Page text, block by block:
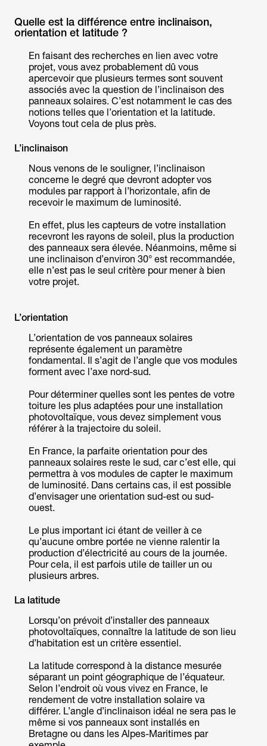
Quelle est la différence entre inclinaison,
orientation et latitude ?
En faisant des recherches en lien avec votre
projet, vous avez probablement dû vous
apercevoir que plusieurs termes sont souvent
associés avec la question de l’inclinaison des
panneaux solaires. C’est notamment le cas des
notions telles que l’orientation et la latitude.
Voyons tout cela de plus près.
L’inclinaison
Nous venons de le souligner, l’inclinaison
concerne le degré que devront adopter vos
modules par rapport à l’horizontale, afin de
recevoir le maximum de luminosité.
En effet, plus les capteurs de votre installation
recevront les rayons de soleil, plus la production
des panneaux sera élevée. Néanmoins, même si
une inclinaison d’environ 30° est recommandée,
elle n’est pas le seul critère pour mener à bien
votre projet.
L’orientation
L’orientation de vos panneaux solaires
représente également un paramètre
fondamental. Il s’agit de l’angle que vos modules
forment avec l’axe nord-sud.
Pour déterminer quelles sont les pentes de votre
toiture les plus adaptées pour une installation
photovoltaïque, vous devez simplement vous
référer à la trajectoire du soleil.
En France, la parfaite orientation pour des
panneaux solaires reste le sud, car c’est elle, qui
permettra à vos modules de capter le maximum
de luminosité. Dans certains cas, il est possible
d’envisager une orientation sud-est ou sud-
ouest.
Le plus important ici étant de veiller à ce
qu’aucune ombre portée ne vienne ralentir la
production d’électricité au cours de la journée.
Pour cela, il est parfois utile de tailler un ou
plusieurs arbres.
La latitude
Lorsqu’on prévoit d’installer des panneaux
photovoltaïques, connaître la latitude de son lieu
d’habitation est un critère essentiel.
La latitude correspond à la distance mesurée
séparant un point géographique de l’équateur.
Selon l’endroit où vous vivez en France, le
rendement de votre installation solaire va
différer. L’angle d’inclinaison idéal ne sera pas le
même si vos panneaux sont installés en
Bretagne ou dans les Alpes-Maritimes par